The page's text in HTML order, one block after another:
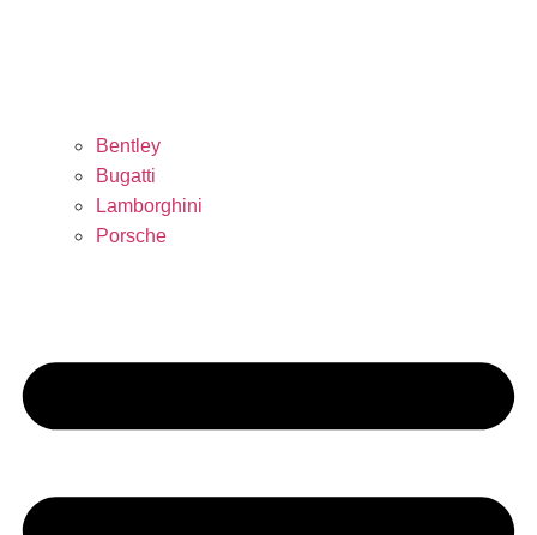
Bentley
Bugatti
Lamborghini
Porsche